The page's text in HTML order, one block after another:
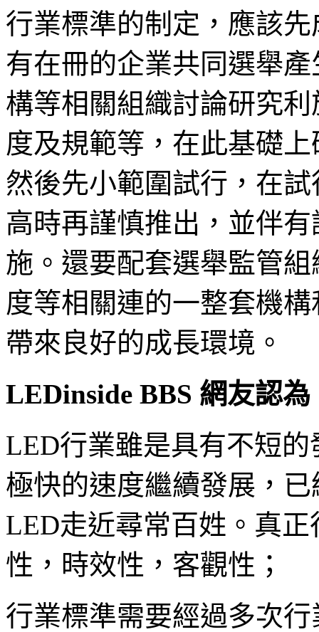
行業標準的制定，應該
有在冊的企業共同選舉
構等相關組織討論研究
度及規範等，在此基礎
然後先小範圍試行，在
高時再謹慎推出，並伴
施。還要配套選舉監管
度等相關連的一整套機
帶來良好的成長環境。
LEDinside BBS 網友認為
LED行業雖是具有不短
極快的速度繼續發展，
LED走近尋常百姓。真
性，時效性，客觀性；
行業標準需要經過多次